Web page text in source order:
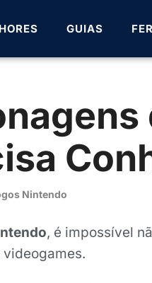
GUIAS
Nintendo
, é impossível